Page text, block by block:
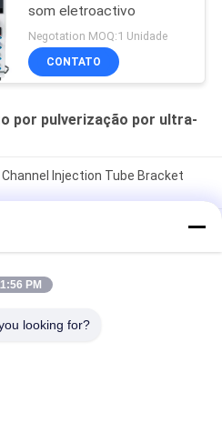
som eletroactivo
Negotation MOQ:1 Unidade
CONTATO
por pulverização por ultra-
Injection Tube Bracket
Tecnologia de revestimento
para vasos de coleta de sangue
ultra-som de óxido condutor
PM
looking for?